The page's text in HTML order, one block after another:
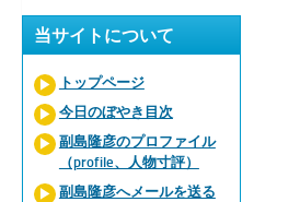
当サイトについて
トップページ
今日のぼやき目次
副島隆彦のプロファイル
（profile、人物寸評）
副島隆彦へメールを送る